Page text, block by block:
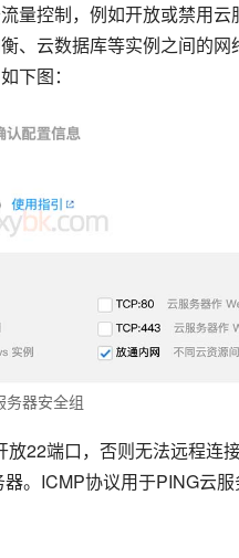
量控制，例如开放或禁用
、云数据库等实例之间的
下图：
务器安全组
22端口，否则无法远程连
。ICMP协议用于PING云